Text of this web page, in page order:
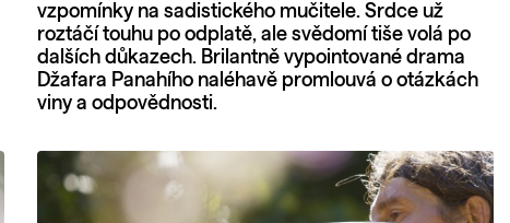
vzpomínky na sadistického mučitele. Srdce už
roztáčí touhu po odplatě, ale svědomí tiše volá po
dalších důkazech. Brilantně vypointované drama
Džafara Panahího naléhavě promlouvá o otázkách
viny a odpovědnosti.